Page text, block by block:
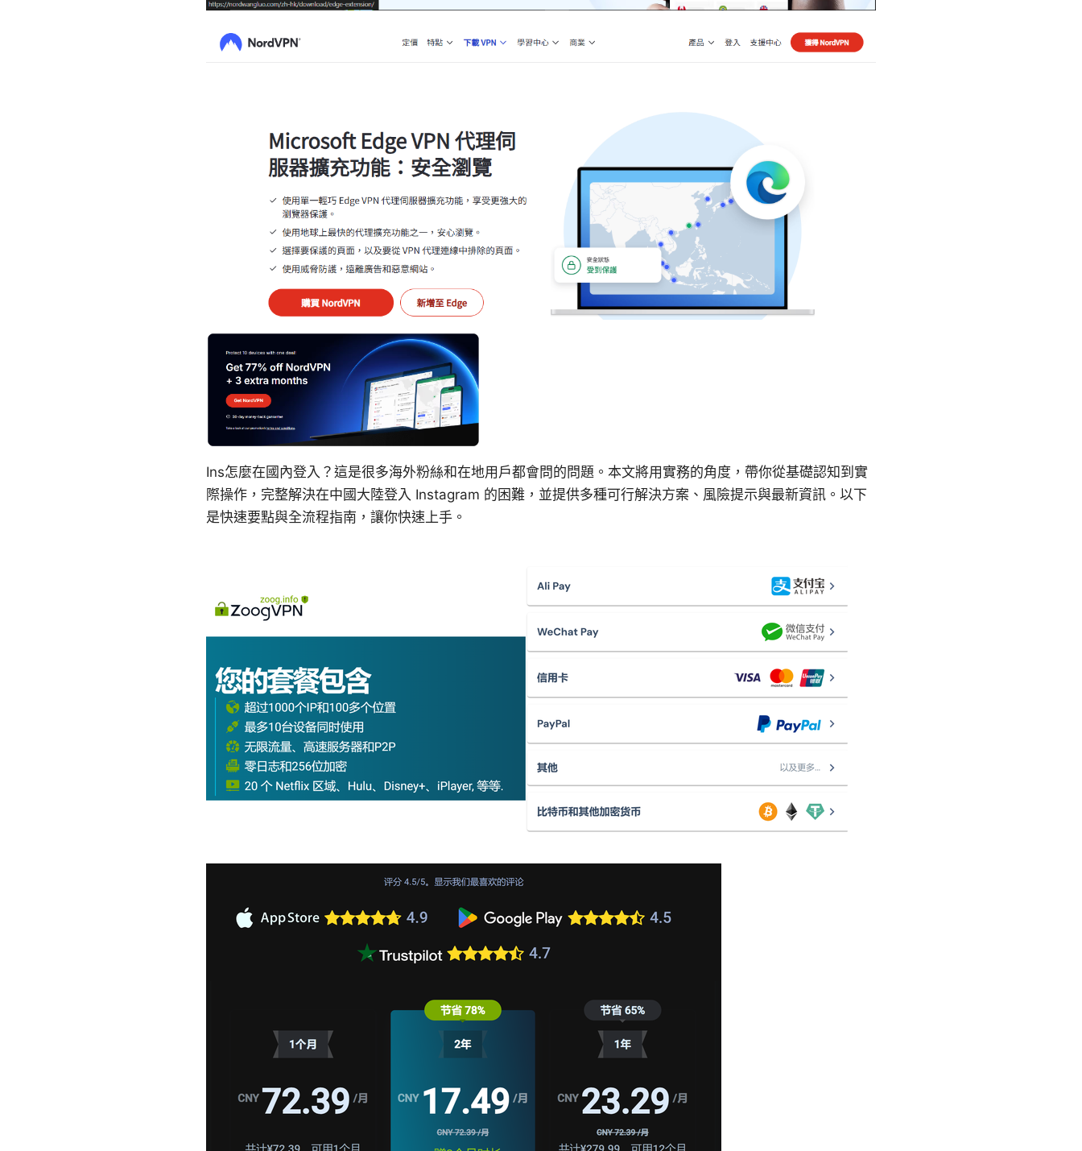
Ins怎麼在國內登入？這是很多海外粉絲和在地用戶都會問的問題。本文將用實務的角度，帶你從基礎認知到實
際操作，完整解決在中國大陸登入 Instagram 的困難，並提供多種可行解決方案、風險提示與最新資訊。以下
是快速要點與全流程指南，讓你快速上手。